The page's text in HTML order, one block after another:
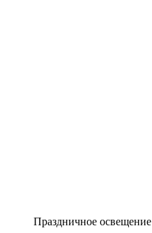
Праздничное освещение